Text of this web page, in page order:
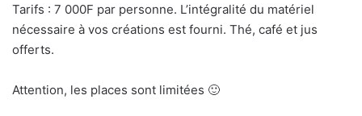
Tarifs : 7 000F par personne. L’intégralité du matériel
nécessaire à vos créations est fourni. Thé, café et jus
offerts.
Attention, les places sont limitées 🙂